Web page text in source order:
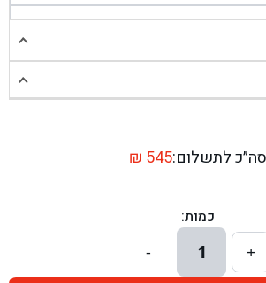
כניסה צפונית מול כביש 4 - פרדיס
תעשייה זעירה, עיילבון - עיילבון
- אזור
8, באר שבע - באר שבע
סה״כ לתשלום: ₪ 545
כמות:
+
1
-